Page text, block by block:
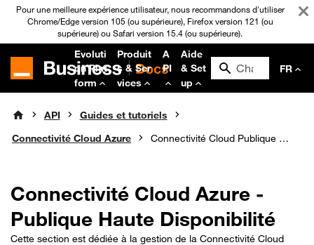
Pour une meilleure expérience utilisateur, nous recommandons d'utiliser
Chrome/Edge version 105 (ou supérieure), Firefox version 121 (ou
supérieure) ou Safari version 15.4 (ou supérieure).
Evoluti
on Plat
form
Produit
s & Ser
vices
A
PI
Aide
& Set
up
FR
API
Guides et tutoriels
Connectivité Cloud Azure
Connectivité Cloud Publique Haute Disponibilité
Connectivité Cloud Azure -
Publique Haute Disponibilité
Cette section est dédiée à la gestion de la Connectivité Cloud